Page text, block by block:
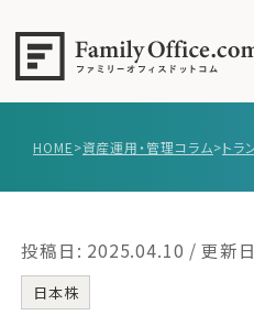
事例紹介
HOME>資産運用・管理コラム>
投稿日: 2025.04.10 / 更新
日本株